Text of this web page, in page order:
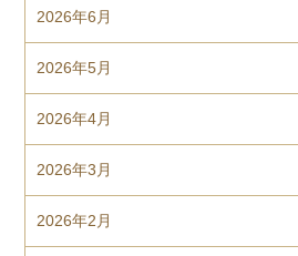
2026年6月
2026年5月
2026年4月
2026年3月
2026年2月